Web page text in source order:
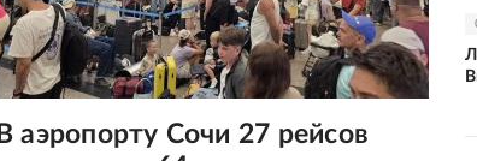
В аэропорту Сочи 27 рейсов